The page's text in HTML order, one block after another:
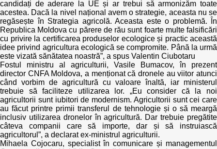
candidați de aderare la UE și ar trebui să armonizăm toate
acestea. Dacă la nivel național avem o strategie, aceasta nu se
regăsește în Strategia agricolă. Aceasta este o problemă. În
Republica Moldova cu părere de rău sunt foarte multe falsificări
cu privire la certificarea produselor ecologice și practic această
idee privind agricultura ecologică se compromite. Până la urmă
este vizată sănătatea noastră”, a spus Valentin Ciubotaru
Fostul ministru al agriculturii, Vasile Bumacov, în prezent
director CNFA Moldova, a menționat că dronele au viitor atunci
când vorbim de agricultură cu valoare înaltă, iar ministerul
trebuie să faciliteze utilizarea lor. „Eu consider că la noi
agricultorii sunt iubitori de modernism. Agricultorii sunt cei care
au făcut printre primii transferul de tehnologie și o să meargă
inclusiv utilizarea dronelor în agricultură. Dar trebuie pregătite
câteva companii care să importe, dar și să instruiască
agricultorul”, a declarat ex-ministrul agriculturii.
Mihaela Cojocaru, specialist în comunicare și managementul